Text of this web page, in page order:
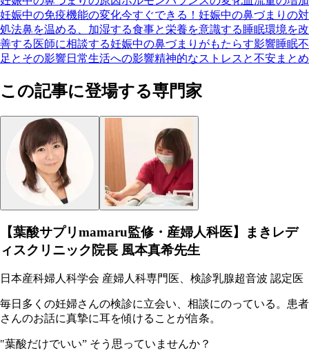
妊娠中の免疫機能の変化今すぐできる！妊娠中の鼻づまりの対
処法鼻を温める、加湿する食事と栄養を意識する睡眠環境を改
善する 医師に相談する妊娠中の鼻づまりがもたらす影響睡眠不
足とその影響日常生活への影響精神的なストレスと不安まとめ
この記事に登場する専門家
【葉酸サプリmamaru監修・産婦人科医】まきレデ
ィスクリニック院長 風本真希先生
日本産科婦人科学会 産婦人科専門医、検診乳腺超音波 認定医
毎日多くの妊婦さんの検診に立会い、相談にのっている。患者
さんのお話に真摯に耳を傾けることが信条。
"葉酸だけでいい” そう思っていませんか？